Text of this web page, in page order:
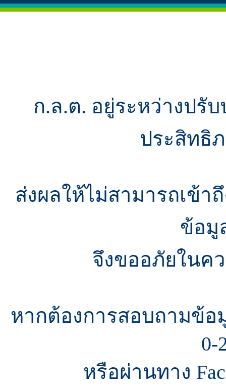
ก.ล.ต. อยู่ระหว่างปรั
ประสิทธิ
ส่งผลให้ไม่สามารถเข้า
ข้อมู
จึงขออภัยในค
หากต้องการสอบถามข้อ
0-
หรือผ่านทาง